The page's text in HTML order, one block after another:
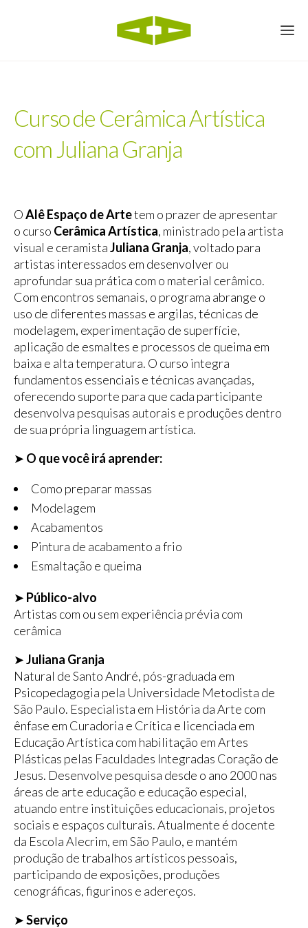
Curso de Cerâmica Artística
com Juliana Granja
OAlê Espaço de Artetem o prazer de apresentar
o curso Cerâmica Artística, ministrado pela artista
visual e ceramistaJuliana Granja, voltado para
artistas interessados em desenvolver ou
aprofundar sua prática com o material cerâmico.
Com encontros semanais, o programa abrange o
uso de diferentes massas e argilas, técnicas de
modelagem, experimentação de superfície,
aplicação de esmaltes e processos de queima em
baixa e alta temperatura. O curso integra
fundamentos essenciais e técnicas avançadas,
oferecendo suporte para que cada participante
desenvolva pesquisas autorais e produções dentro
de sua própria linguagem artística.
➤ O que você irá aprender:
Como preparar massas
Modelagem
Acabamentos
Pintura de acabamento a frio
Esmaltação e queima
➤ Público-alvo
Artistas com ou sem experiência prévia com
cerâmica
➤Juliana Granja
Natural de Santo André, pós-graduada em
Psicopedagogia pela Universidade Metodista de
São Paulo. Especialista em História da Arte com
ênfase em Curadoria e Crítica e licenciada em
Educação Artística com habilitação em Artes
Plásticas pelas Faculdades Integradas Coração de
Jesus. Desenvolve pesquisa desde o ano 2000 nas
áreas de arte educação e educação especial,
atuando entre instituições educacionais, projetos
sociais e espaços culturais. Atualmente é docente
da Escola Alecrim, em São Paulo, e mantém
produção de trabalhos artísticos pessoais,
participando de exposições, produções
cenográficas, figurinos e adereços.
➤Serviço